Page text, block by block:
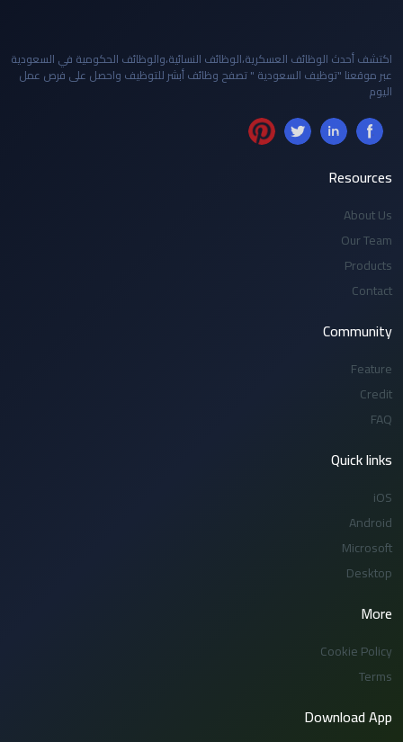
اكتشف أحدث الوظائف العسكرية،الوظائف النسائية،والوظائف الحكومية في السعودية
عبر موقعنا "توظيف السعودية " تصفح وظائف أبشر للتوظيف واحصل على فرص عمل
اليوم
Resources
About Us
Our Team
Products
Contact
Community
Feature
Credit
FAQ
Quick links
iOS
Android
Microsoft
Desktop
More
Cookie Policy
Terms
Download App